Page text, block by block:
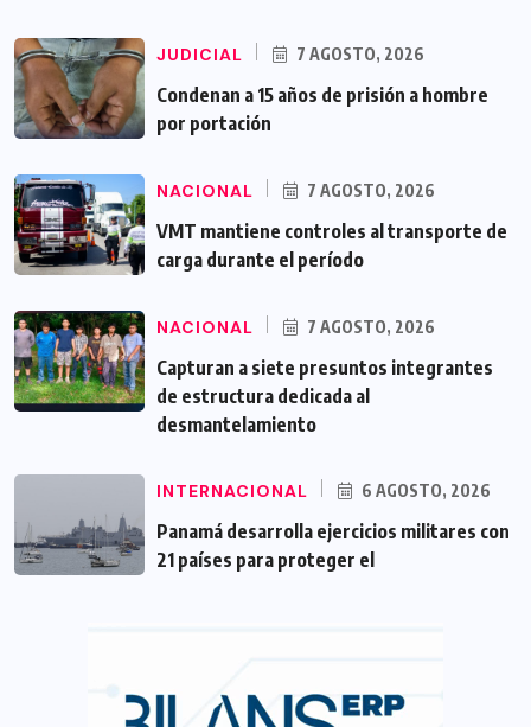
JUDICIAL 7 AGOSTO, 2026
Condenan a 15 años de prisión a hombre
por portación
NACIONAL 7 AGOSTO, 2026
VMT mantiene controles al transporte de
carga durante el período
NACIONAL 7 AGOSTO, 2026
Capturan a siete presuntos integrantes
de estructura dedicada al
desmantelamiento
INTERNACIONAL 6 AGOSTO, 2026
Panamá desarrolla ejercicios militares con
21 países para proteger el